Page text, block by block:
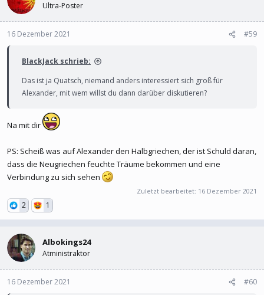
Ultra-Poster
16 Dezember 2021 #59
BlackJack schrieb:
Das ist ja Quatsch, niemand anders interessiert sich groß für
Alexander, mit wem willst du dann darüber diskutieren?
Na mit dir
PS: Scheiß was auf Alexander den Halbgriechen, der ist Schuld daran,
dass die Neugriechen feuchte Träume bekommen und eine
Verbindung zu sich sehen
Zuletzt bearbeitet: 16 Dezember 2021
2 1
Albokings24
Atministraktor
16 Dezember 2021 #60